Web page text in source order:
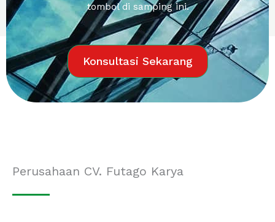
tombol di samping ini.
Konsultasi Sekarang
Perusahaan CV. Futago Karya